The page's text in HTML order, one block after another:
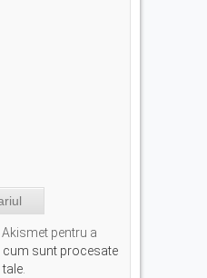
pentru a
cum sunt procesate
.